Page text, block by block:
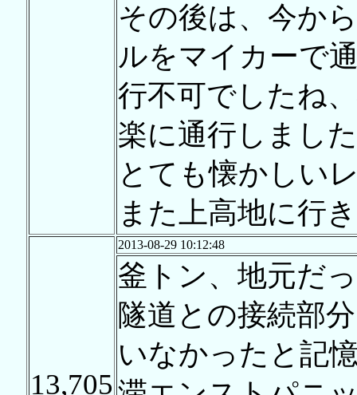
その後は、今か
ルをマイカーで
行不可でしたね
楽に通行しまし
とても懐かしい
また上高地に行
13,705
2013-08-29 10:12:48
釜トン、地元だ
隧道との接続部
いなかったと記